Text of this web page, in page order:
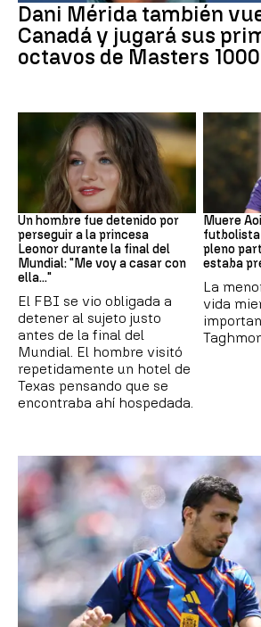
Dani Mérida también
Canadá y jugará sus
octavos de Masters 1000
Mundial 2026
Un hombre fue detenido por
perseguir a la princesa
Leonor durante la final del
Mundial: "Me voy a casar con
ella..."
El FBI se vio obligada a
detener al sujeto justo
antes de la final del
Mundial. El hombre visitó
repetidamente un hotel de
Texas pensando que se
encontraba ahí hospedada.
Muere
futbolista
pleno
estaba
La
vida